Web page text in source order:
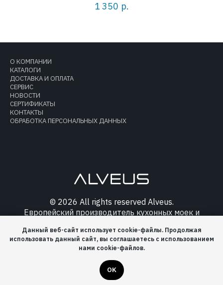
1 350 р.
О КОМПАНИИ
КАТАЛОГИ
ДОСТАВКА И ОПЛАТА
СЕРВИС
НОВОСТИ
СЕРТИФИКАТЫ
КОНТАКТЫ
ОБРАБОТКА ПЕРСОНАЛЬНЫХ ДАННЫХ
© 2026 All rights reserved Alveus.
Европейский производитель кухонных моек и
Данный веб-сайт использует cookie-файлы. Продолжая
использовать данный сайт, вы соглашаетесь с использованием
нами cookie-файлов.
OK